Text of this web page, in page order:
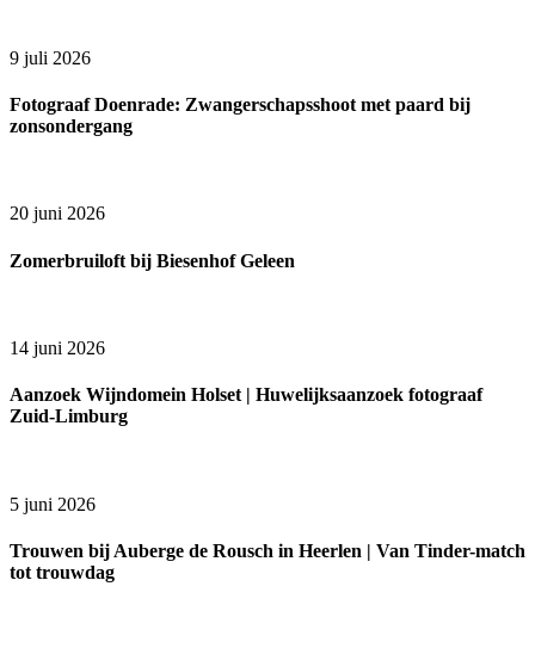
9 juli 2026
Fotograaf Doenrade: Zwangerschapsshoot met paard bij
zonsondergang
20 juni 2026
Zomerbruiloft bij Biesenhof Geleen
14 juni 2026
Aanzoek Wijndomein Holset | Huwelijksaanzoek fotograaf
Zuid-Limburg
5 juni 2026
Trouwen bij Auberge de Rousch in Heerlen | Van Tinder-match
tot trouwdag